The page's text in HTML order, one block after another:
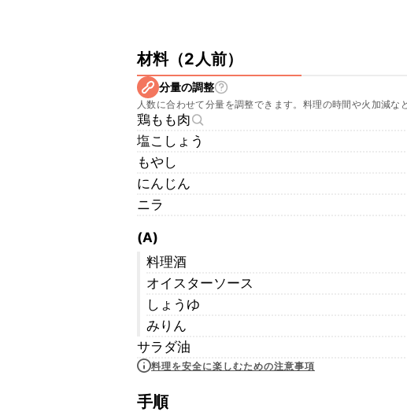
材料（2人前）
分量の調整
人数に合わせて分量を調整できます。料理の時間や火加減な
鶏もも肉
塩こしょう
もやし
にんじん
ニラ
(A)
料理酒
オイスターソース
しょうゆ
みりん
サラダ油
料理を安全に楽しむための注意事項
手順